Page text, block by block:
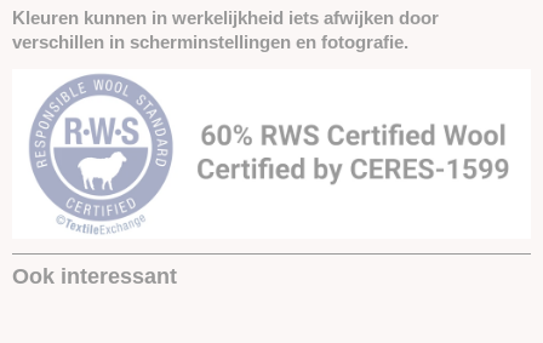
Kleuren kunnen in werkelijkheid iets afwijken door
verschillen in scherminstellingen en fotografie.
Ook interessant